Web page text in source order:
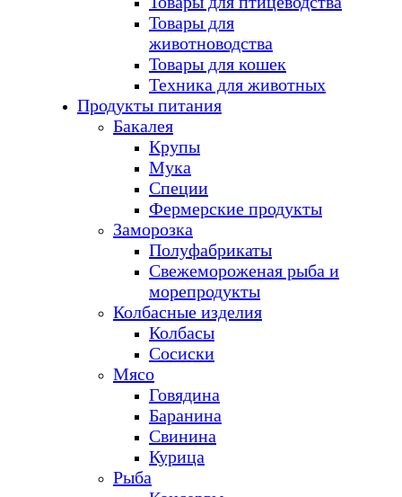
Товары для
животноводства
Товары для кошек
Техника для животных
Продукты питания
Бакалея
Крупы
Мука
Специи
Фермерские продукты
Заморозка
Полуфабрикаты
Свежемороженая рыба и
морепродукты
Колбасные изделия
Колбасы
Сосиски
Мясо
Говядина
Баранина
Свинина
Курица
Рыба